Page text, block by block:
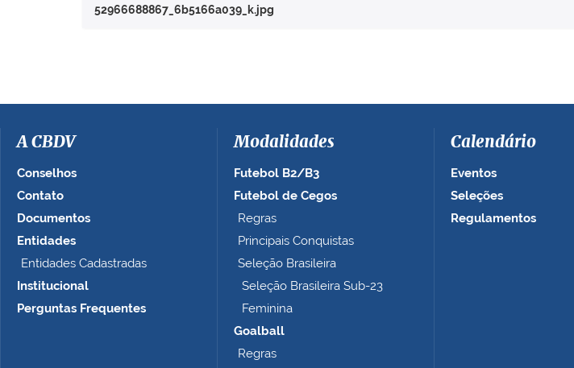
a
i
n
52966688867_6b5166a039_k.jpg
A CBDV
Conselhos
Contato
Documentos
Entidades
Entidades Cadastradas
Institucional
Perguntas Frequentes
Modalidades
Futebol B2/B3
Futebol de Cegos
Regras
Principais Conquistas
Seleção Brasileira
Seleção Brasileira Sub-23
Feminina
Goalball
Regras
Calendário
Eventos
Seleções
Regulamentos